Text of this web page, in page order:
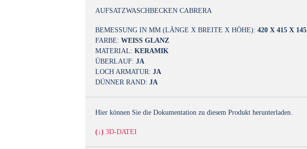
AUFSATZWASCHBECKEN CABRERA
BEMESSUNG IN MM (LÄNGE X BREITE X HÖHE): 420 X 415 X 145
FARBE: WEISS GLANZ
MATERIAL: KERAMIK
ÜBERLAUF: JA
LOCH ARMATUR: JA
DÜNNER RAND: JA
Hier können Sie die Dokumentation zu diesem Produkt herunterladen.
(↓) 3D-DATEI